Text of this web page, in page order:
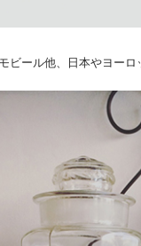
ビール他、日本やヨー